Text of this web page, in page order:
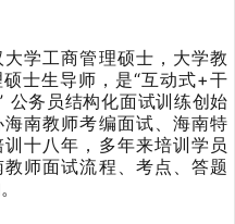
大学工商管理硕士，大学教
士生导师，是“互动式+干
公务员结构化面试训练创始
海南教师考编面试、海南特
十八年，多年来培训学员
师面试流程、考点、答题